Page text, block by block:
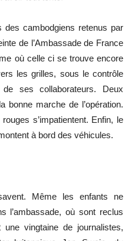
des cambodgiens retenus par
de l’Ambassade de France
où celle ci se trouve encore
les grilles, sous le contrôle
ses collaborateurs. Deux
bonne marche de l’opération.
s’impatientent. Enfin, le
à bord des véhicules.
Même les enfants ne
l’ambassade, où sont reclus
vingtaine de journalistes,